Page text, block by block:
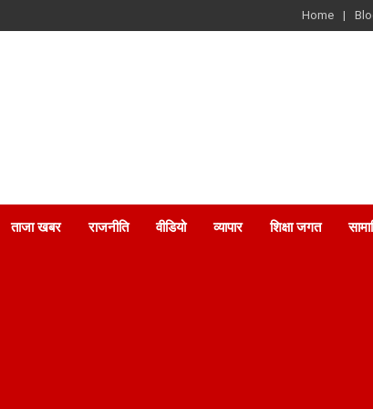
Home
ताजा खबर राजनीति वीडियो व्यापार शिक्षा जगत